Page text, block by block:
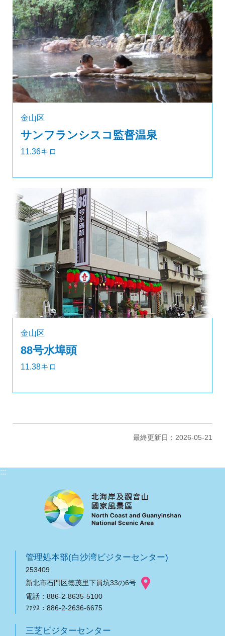
金山区
サンフランシスコ監督温泉
11.36キロ
金山区
88号水埠頭
11.38キロ
最終更新日：2026-05-21
:::
管理処本部(白沙湾ビジターセンター)
253409
新北市石門区徳茂里下員坑33の6号
電話：886-2-8635-5100
ﾌｧｸｽ：886-2-2636-6675
三芝ビジターセンター